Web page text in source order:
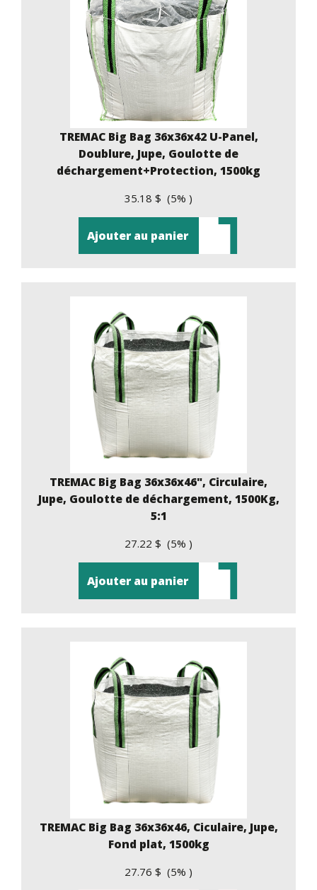
TREMAC Big Bag 36x36x42 U-Panel,
Doublure, Jupe, Goulotte de
déchargement+Protection, 1500kg
35.18 $ (5% )
Ajouter au panier
TREMAC Big Bag 36x36x46", Circulaire,
Jupe, Goulotte de déchargement, 1500Kg,
5:1
27.22 $ (5% )
Ajouter au panier
TREMAC Big Bag 36x36x46, Ciculaire, Jupe,
Fond plat, 1500kg
27.76 $ (5% )